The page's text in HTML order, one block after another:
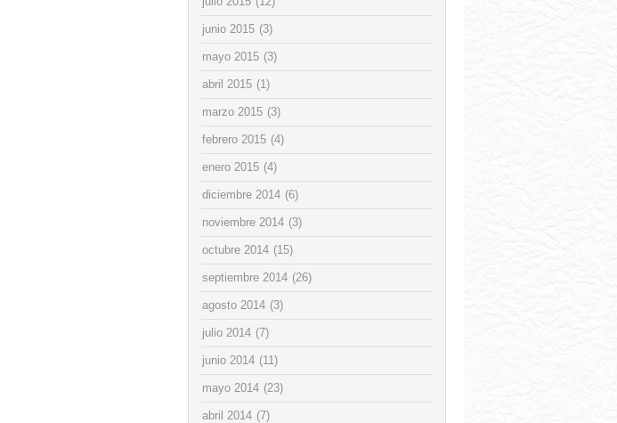
junio 2015 (3)
mayo 2015 (3)
abril 2015 (1)
marzo 2015 (3)
febrero 2015 (4)
enero 2015 (4)
diciembre 2014 (6)
noviembre 2014 (3)
octubre 2014 (15)
septiembre 2014 (26)
agosto 2014 (3)
julio 2014 (7)
junio 2014 (11)
mayo 2014 (23)
abril 2014 (7)